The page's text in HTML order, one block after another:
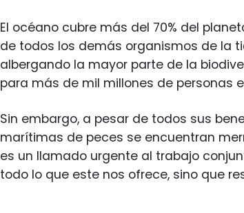
El océano cubre más del 70% del
de todos los demás organismos de la
albergando la mayor parte de la
para más de mil millones de personas
Sin embargo, a pesar de todos sus
marítimas de peces se encuentran
es un llamado urgente al trabajo
todo lo que este nos ofrece, sino que